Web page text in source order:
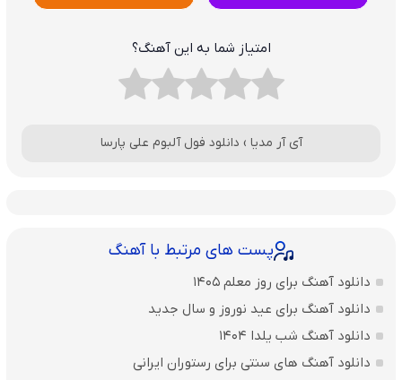
امتیاز شما به این آهنگ؟
آی آر مدیا › دانلود فول آلبوم علی پارسا
پست های مرتبط با آهنگ
دانلود آهنگ برای روز معلم 1405
دانلود آهنگ برای عید نوروز و سال جدید
دانلود آهنگ شب یلدا 1404
دانلود آهنگ های سنتی برای رستوران ایرانی